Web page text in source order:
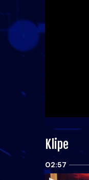
Klipe
02:57